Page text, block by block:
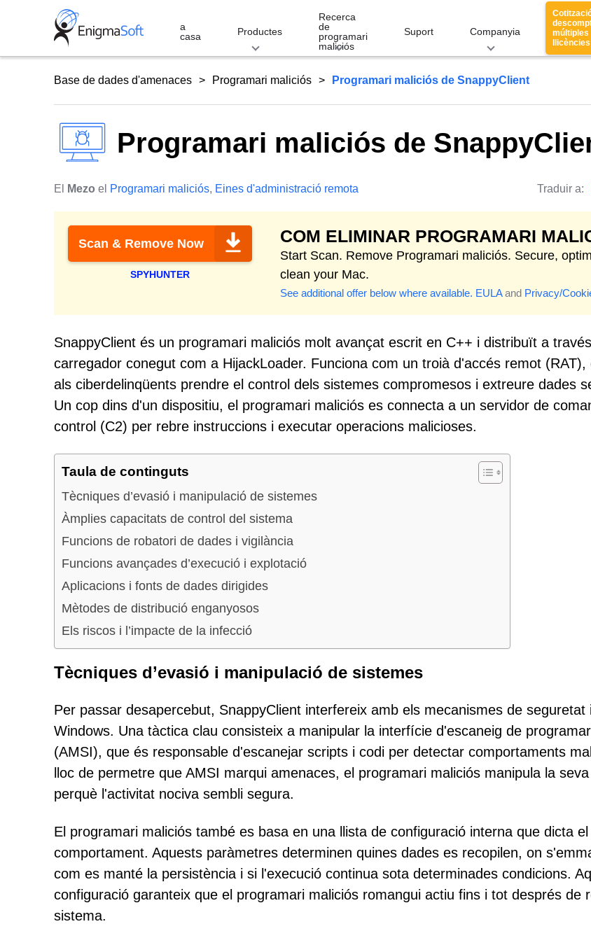
a
casa
Productes
Recerca
de
programari
maliciós
Suport Companyia
múltiples
llicències
Base de dades d'amenaces Programari maliciós Programari maliciós de SnappyClient
Programari maliciós de
El Mezo el Programari maliciós, Eines d'administració remota Traduir a:
Scan & Remove Now
SPYHUNTER
COM ELIMINAR PROGRAMARI
Start Scan. Remove Programari maliciós. Secure,
clean your Mac.
See additional offer below where available. EULAand Privacy/
SnappyClient és un programari maliciós molt avançat escrit en C++ i distribuït a
carregador conegut com a HijackLoader. Funciona com un troià d'accés remot
als ciberdelinqüents prendre el control dels sistemes compromesos i extreure dades
Un cop dins d'un dispositiu, el programari maliciós es connecta a un servidor de
control (C2) per rebre instruccions i executar operacions malicioses.
Taula de continguts
Tècniques d’evasió i manipulació de sistemes
Àmplies capacitats de control del sistema
Funcions de robatori de dades i vigilància
Funcions avançades d’execució i explotació
Aplicacions i fonts de dades dirigides
Mètodes de distribució enganyosos
Els riscos i l’impacte de la infecció
Tècniques d’evasió i manipulació de sistemes
Per passar desapercebut, SnappyClient interfereix amb els mecanismes de seguretat
Windows. Una tàctica clau consisteix a manipular la interfície d'escaneig de
(AMSI), que és responsable d'escanejar scripts i codi per detectar comportaments
lloc de permetre que AMSI marqui amenaces, el programari maliciós manipula la
perquè l'activitat nociva sembli segura.
El programari maliciós també es basa en una llista de configuració interna que dicta el
comportament. Aquests paràmetres determinen quines dades es recopilen, on
com es manté la persistència i si l'execució continua sota determinades condicions.
configuració garanteix que el programari maliciós romangui actiu fins i tot després de
sistema.